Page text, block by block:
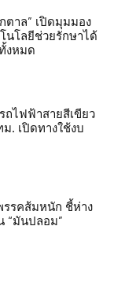
าล” เปิดมุมมอง
นโลยีช่วยรักษาได้
งหมด
ถไฟฟ้าสายสีเขียว
. เปิดทางใช้งบ
รรคส้มหนัก ชี้ห่าง
“มันปลอม”